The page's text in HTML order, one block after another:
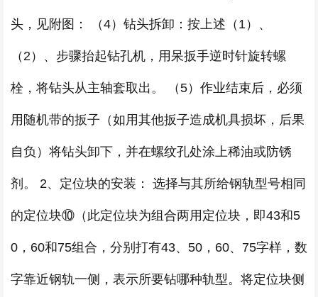
头，见附图： （4）钻头拆卸：按上述（1）、
（2）、步骤抬起钻孔机，用呆扳手逆时针旋转螺
栓，将钻头从主轴套取出。 （5）作业结束后，必须
用随机带的扳子（如用其他扳子造成机具损坏，后果
自负）将钻头卸下，并在螺纹孔处涂上稀油或防锈
剂。 2、定位块的安装： 选择与其所给钢轨型号相同
的定位块⑩（此定位块为组合两用定位块，即43和5
0，60和75组合，分别打有43、50，60、75字样，数
字靠近钢轨一侧，表示所要钻哪种轨型。将定位块侧